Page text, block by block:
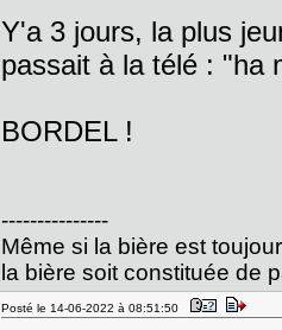
Y'a 3 jours, la plus
passait à la télé : "ha
BORDEL !
---------------
Même si la bière est
la bière soit constituée de
Posté le 14-06-2022 à 08:51:50